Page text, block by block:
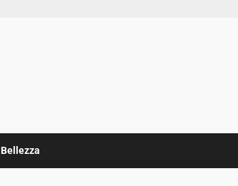
Bellezza